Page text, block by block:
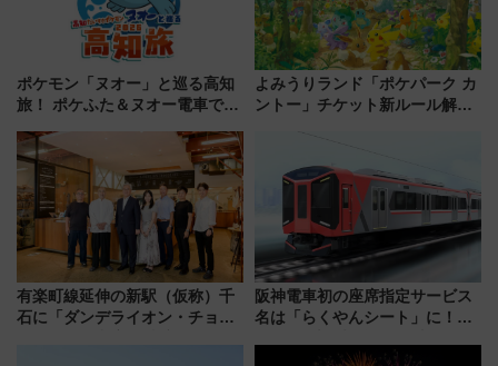
ポケモン「ヌオー」と巡る高知
旅！ ポケふた＆ヌオー電車で楽
路の絶景と絶品グルメを満喫！
（7月18日スタート）
よみうりランド「ポケパーク カ
ントー」チケット新ルール解
有楽町線延伸の新駅（仮称）千
石に「ダンデライオン・チョコ
阪神電車初の座席指定サービス
名は「らくやんシート」に！新
を快適移動